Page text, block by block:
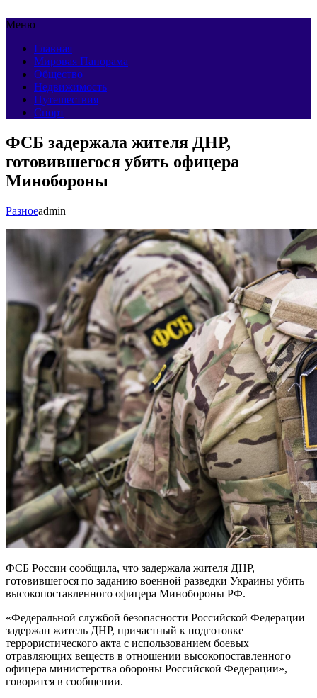
Меню
Главная
Мировая Панорама
Общество
Недвижимость
Путешествия
Спорт
ФСБ задержала жителя ДНР,
готовившегося убить офицера
Минобороны
Разноеadmin
ФСБ России сообщила, что задержала жителя ДНР,
готовившегося по заданию военной разведки Украины убить
высокопоставленного офицера Минобороны РФ.
«Федеральной службой безопасности Российской Федерации
задержан житель ДНР, причастный к подготовке
террористического акта с использованием боевых
отравляющих веществ в отношении высокопоставленного
офицера министерства обороны Российской Федерации», —
говорится в сообщении.